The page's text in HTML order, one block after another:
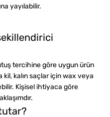
yayılabilir.
tercihine göre uygun ürün
kalın saçlar için wax veya
Kişisel ihtiyaca göre